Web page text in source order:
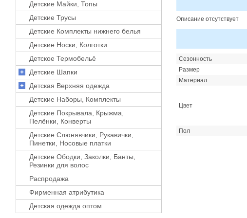
Детские Майки, Топы
Детские Трусы
Детские Комплекты нижнего белья
Детские Носки, Колготки
Детское Термобельё
Детские Шапки
Детская Верхняя одежда
Детские Наборы, Комплекты
Детские Покрывала, Крыжма,
Пелёнки, Конверты
Детские Слюнявчики, Рукавички,
Пинетки, Носовые платки
Детские Ободки, Заколки, Банты,
Резинки для волос
Распродажа
Фирменная атрибутика
Детская одежда оптом
Описание отсутствует
Сезонность
Размер
Материал
Цвет
Пол